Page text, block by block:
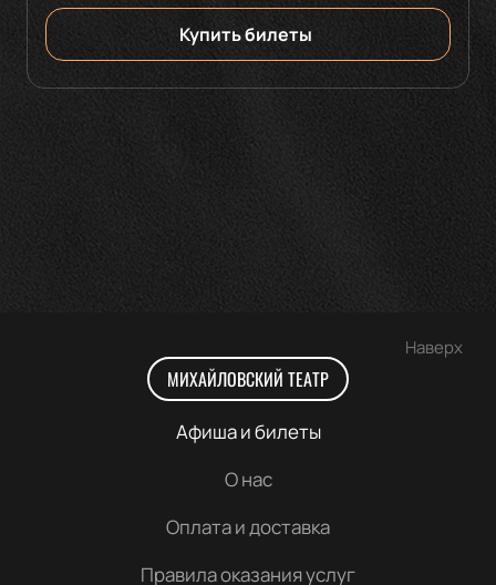
Купить билеты
Наверх
МИХАЙЛОВСКИЙ ТЕАТР
Афиша и билеты
О нас
Оплата и доставка
Правила оказания услуг